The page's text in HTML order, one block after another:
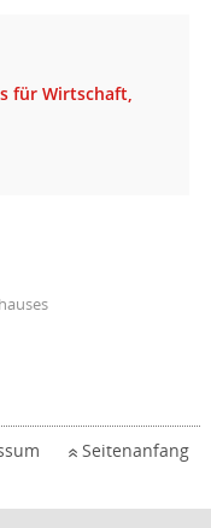
für Wirtschaft,
Seitenanfang